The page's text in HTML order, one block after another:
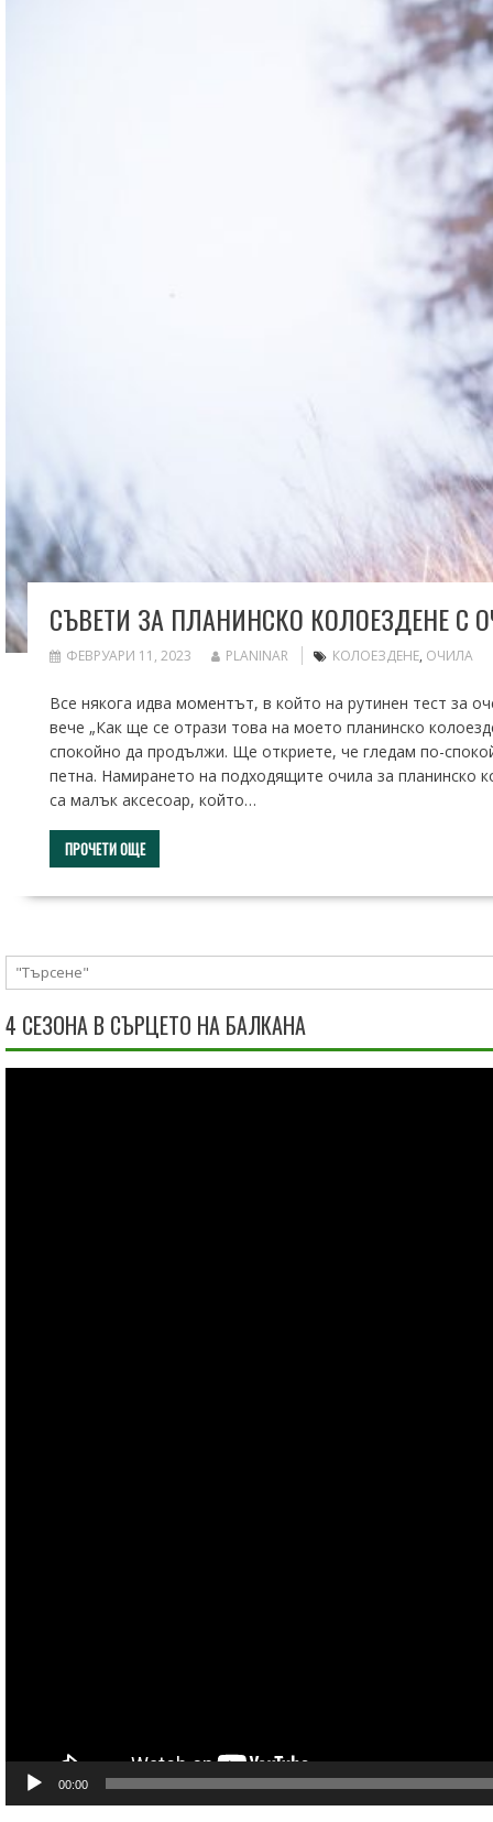
СЪВЕТИ ЗА ПЛАНИНСКО КОЛОЕЗДЕНЕ С
ФЕВРУАРИ 11, 2023 PLANINAR КОЛОЕЗДЕНЕ, ОЧИЛА
Все някога идва моментът, в който на рутинен тест за
вече „Как ще се отрази това на моето планинско
спокойно да продължи. Ще откриете, че гледам по-
петна. Намирането на подходящите очила за планинско
са малък аксесоар, който…
ПРОЧЕТИ ОЩЕ
4 СЕЗОНА В СЪРЦЕТО НА БАЛКАНА
00:00